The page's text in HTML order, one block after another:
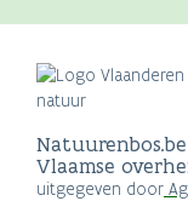
Vlaamse
uitgegeven door